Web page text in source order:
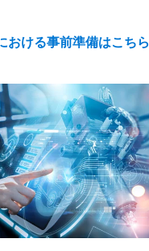
おける事前準備はこちら